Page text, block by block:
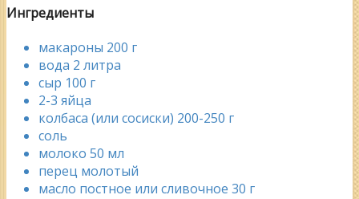
Ингредиенты
макароны 200 г
вода 2 литра
сыр 100 г
2-3 яйца
колбаса (или сосиски) 200-250 г
соль
молоко 50 мл
перец молотый
масло постное или сливочное 30 г